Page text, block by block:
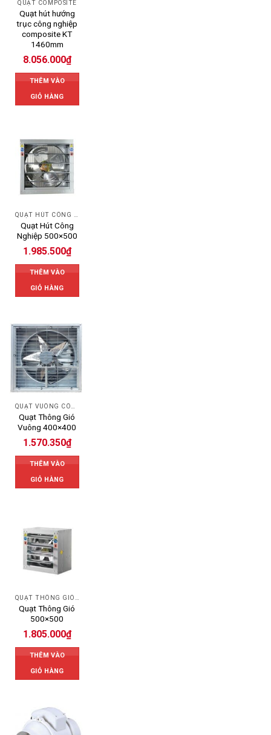
QUẠT COMPOSITE
Quạt hút hướng
trục công nghiệp
composite KT
1460mm
8.056.000₫
THÊM VÀO
GIỎ HÀNG
Quạt Hút Công
Nghiệp 500×500
1.985.500₫
THÊM VÀO
GIỎ HÀNG
QUẠT VUÔNG CÔNG NGHIỆP
Quạt Thông Gió
Vuông 400×400
1.570.350₫
THÊM VÀO
GIỎ HÀNG
QUẠT THÔNG GIÓ CÔNG NGHIỆP
Quạt Thông Gió
500×500
1.805.000₫
THÊM VÀO
GIỎ HÀNG